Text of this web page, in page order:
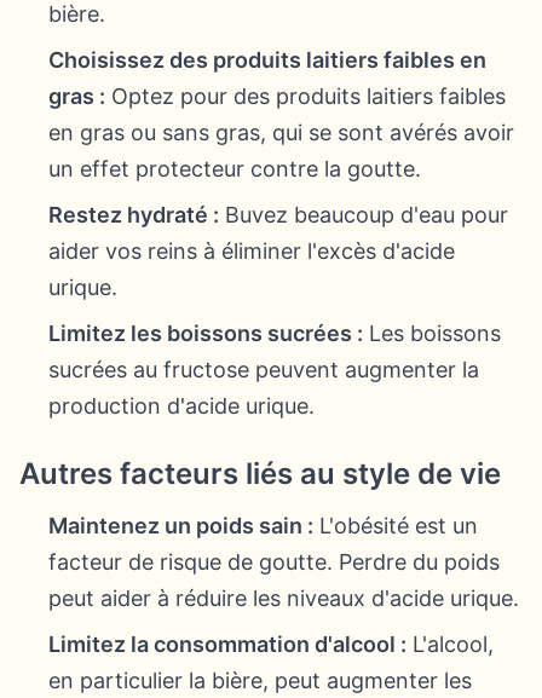
bière.
Choisissez des produits laitiers faibles en
gras : Optez pour des produits laitiers faibles
en gras ou sans gras, qui se sont avérés avoir
un effet protecteur contre la goutte.
Restez hydraté : Buvez beaucoup d'eau pour
aider vos reins à éliminer l'excès d'acide
urique.
Limitez les boissons sucrées : Les boissons
sucrées au fructose peuvent augmenter la
production d'acide urique.
Autres facteurs liés au style de vie
Maintenez un poids sain : L'obésité est un
facteur de risque de goutte. Perdre du poids
peut aider à réduire les niveaux d'acide urique.
Limitez la consommation d'alcool : L'alcool,
en particulier la bière, peut augmenter les